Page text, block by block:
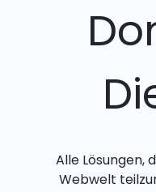
Alle Lösungen,
Webwelt